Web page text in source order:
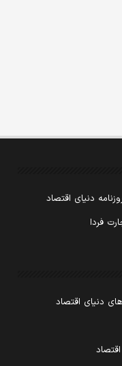
دنیای اقتصاد
فردا
دنیای اقتصاد